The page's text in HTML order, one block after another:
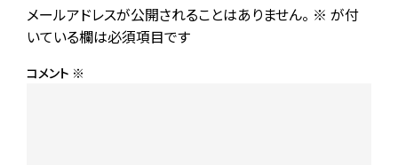
メールアドレスが公開されることはありません。 ※ が付
いている欄は必須項目です
コメント ※